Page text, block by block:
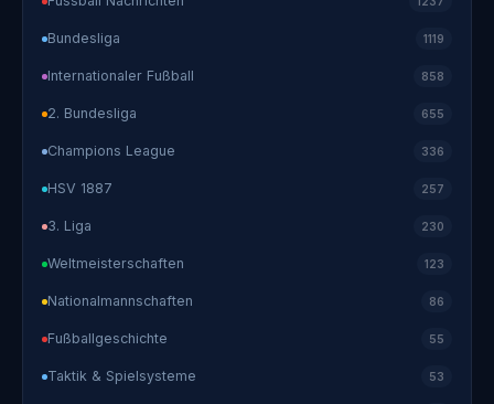
Bundesliga 1119
Internationaler Fußball 858
2. Bundesliga 655
Champions League 336
HSV 1887 257
3. Liga 230
Weltmeisterschaften 123
Nationalmannschaften 86
Fußballgeschichte 55
Taktik & Spielsysteme 53